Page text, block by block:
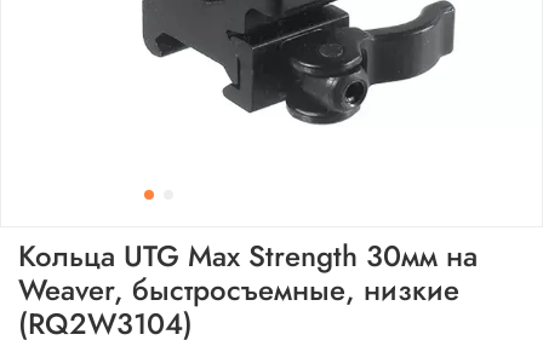
Кольца UTG Max Strength 30мм на
Weaver, быстросъемные, низкие
(RQ2W3104)